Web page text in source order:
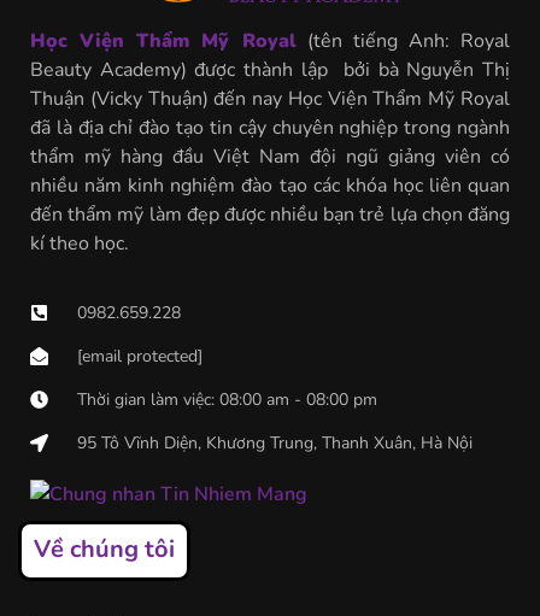
Học Viện Thẩm Mỹ Royal(tên tiếng Anh: Royal
Beauty Academy) được thành lập bởi bà Nguyễn Thị
Thuận (Vicky Thuận) đến nay Học Viện Thẩm Mỹ Royal
đã là địa chỉ đào tạo tin cậy chuyên nghiệp trong ngành
thẩm mỹ hàng đầu Việt Nam đội ngũ giảng viên có
nhiều năm kinh nghiệm đào tạo các khóa học liên quan
đến thẩm mỹ làm đẹp được nhiều bạn trẻ lựa chọn đăng
kí theo học.
0982.659.228
[email protected]
Thời gian làm việc: 08:00 am - 08:00 pm
95 Tô Vĩnh Diện, Khương Trung, Thanh Xuân, Hà Nội
Về chúng tôi